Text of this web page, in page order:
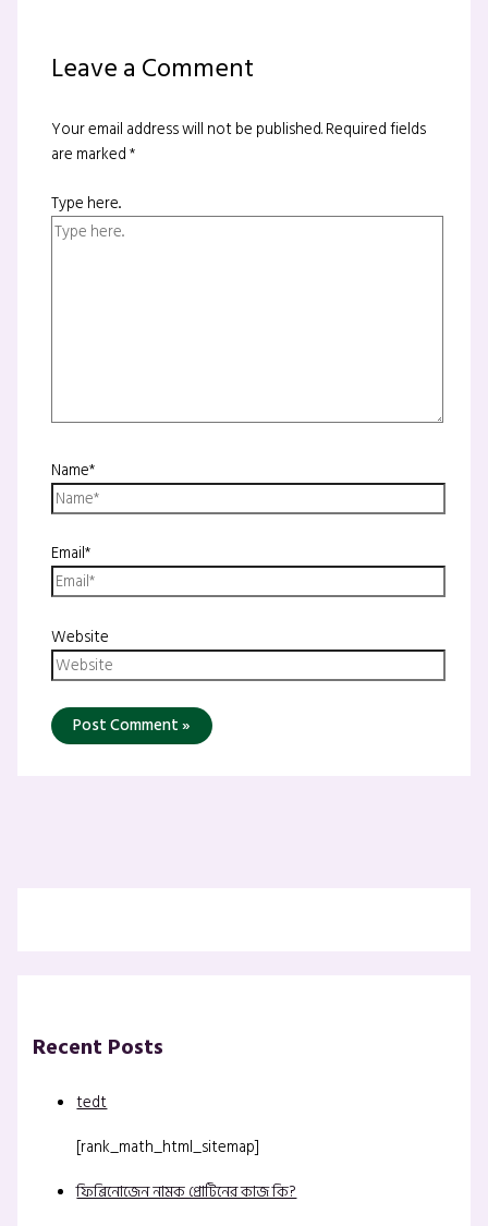
Leave a Comment
Your email address will not be published.Required fields
are marked*
Type here..
Name*
Email*
Website
Recent Posts
tedt
[rank_math_html_sitemap]
ফিব্রিনোজেন নামক প্রোটিনের কাজ কি?